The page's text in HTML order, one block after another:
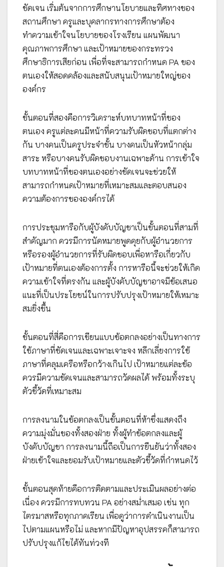
ชัดเจน เริ่มต้นจากการศึกษานโยบายและทิศทางของ
สถานศึกษา ครูและบุคลากรทางการศึกษาต้อง
ทำความเข้าใจนโยบายของโรงเรียน แผนพัฒนา
คุณภาพการศึกษา และเป้าหมายของกระทรวง
ศึกษาธิการเสียก่อน เพื่อที่จะสามารถกำหนด PA ของ
ตนเองให้สอดคล้องและสนับสนุนเป้าหมายใหญ่ของ
องค์กร
ขั้นตอนที่สองคือการวิเคราะห์บทบาทหน้าที่ของ
ตนเอง ครูแต่ละคนมีหน้าที่ความรับผิดชอบที่แตกต่าง
กัน บางคนเป็นครูประจำชั้น บางคนเป็นหัวหน้ากลุ่ม
สาระ หรือบางคนรับผิดชอบงานเฉพาะด้าน การเข้าใจ
บทบาทหน้าที่ของตนเองอย่างชัดเจนจะช่วยให้
สามารถกำหนดเป้าหมายที่เหมาะสมและตอบสนอง
ความต้องการขององค์กรได้
การประชุมหารือกับผู้บังคับบัญชาเป็นขั้นตอนที่สามที่
สำคัญมาก ควรมีการนัดหมายพูดคุยกับผู้อำนวยการ
หรือรองผู้อำนวยการที่รับผิดชอบเพื่อหารือเกี่ยวกับ
เป้าหมายที่ตนเองต้องการตั้ง การหารือนี้จะช่วยให้เกิด
ความเข้าใจที่ตรงกัน และผู้บังคับบัญชาอาจมีข้อเสนอ
แนะที่เป็นประโยชน์ในการปรับปรุงเป้าหมายให้เหมาะ
สมยิ่งขึ้น
ขั้นตอนที่สี่คือการเขียนแบบข้อตกลงอย่างเป็นทางการ
ใช้ภาษาที่ชัดเจนและเฉพาะเจาะจง หลีกเลี่ยงการใช้
ภาษาที่คลุมเครือหรือกว้างเกินไป เป้าหมายแต่ละข้อ
ควรมีความชัดเจนและสามารถวัดผลได้ พร้อมทั้งระบุ
ตัวชี้วัดที่เหมาะสม
การลงนามในข้อตกลงเป็นขั้นตอนที่ห้าซึ่งแสดงถึง
ความมุ่งมั่นของทั้งสองฝ่าย ทั้งผู้ทำข้อตกลงและผู้
บังคับบัญชา การลงนามนี้ถือเป็นการยืนยันว่าทั้งสอง
ฝ่ายเข้าใจและยอมรับเป้าหมายและตัวชี้วัดที่กำหนดไว้
ขั้นตอนสุดท้ายคือการติดตามและประเมินผลอย่างต่อ
เนื่อง ควรมีการทบทวน PA อย่างสม่ำเสมอ เช่น ทุก
ไตรมาสหรือทุกภาคเรียน เพื่อดูว่าการดำเนินงานเป็น
ไปตามแผนหรือไม่ และหากมีปัญหาอุปสรรคก็สามารถ
ปรับปรุงแก้ไขได้ทันท่วงที